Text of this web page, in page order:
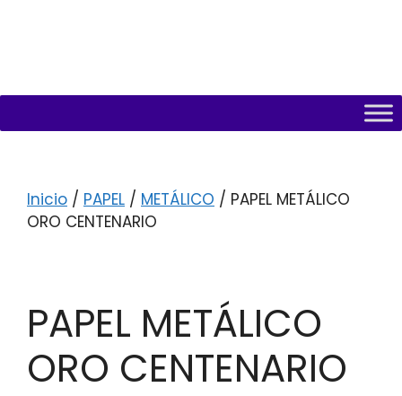
Inicio / PAPEL / METÁLICO / PAPEL METÁLICO
ORO CENTENARIO
PAPEL METÁLICO
ORO CENTENARIO